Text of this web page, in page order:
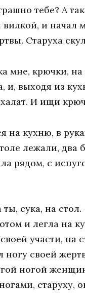
тебе? А
и начал
Старуха
мне, крючки,
и, выходя из
И ищи
на кухню, в
лежали, два
рядом, с
сука, на
и легла на
участи, на
ногу своей
ногой
старуху,